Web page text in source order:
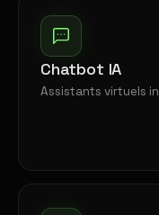
Chatbot IA
Assistants virtuels